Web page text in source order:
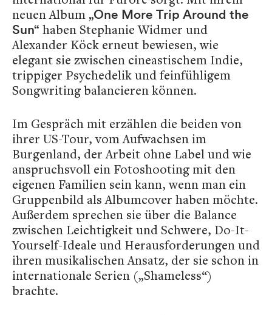
neuen Album „One More Trip Around the
Sun“ haben Stephanie Widmer und
Alexander Köck erneut bewiesen, wie
elegant sie zwischen cineastischem Indie,
trippiger Psychedelik und feinfühligem
Songwriting balancieren können.
Im Gespräch mit erzählen die beiden von
ihrer US-Tour, vom Aufwachsen im
Burgenland, der Arbeit ohne Label und wie
anspruchsvoll ein Fotoshooting mit den
eigenen Familien sein kann, wenn man ein
Gruppenbild als Albumcover haben möchte.
Außerdem sprechen sie über die Balance
zwischen Leichtigkeit und Schwere, Do-It-
Yourself-Ideale und Herausforderungen und
ihren musikalischen Ansatz, der sie schon in
internationale Serien („Shameless“)
brachte.